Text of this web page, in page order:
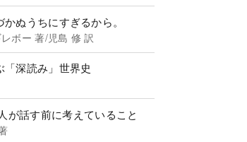
かぬうちにすぎるから。
ボー 著/児島 修 訳
「深読み」世界史
が話す前に考えていること